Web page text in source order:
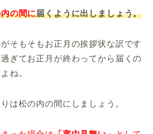
の間に届くように出しましょう。
そもそもお正月の挨拶状な訳です
ぎてお正月が終わってから届くの
ね。
は松の内の間にしましょう。